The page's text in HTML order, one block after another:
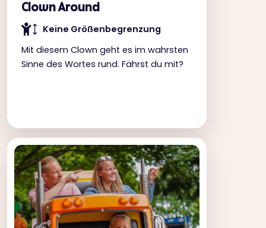
Clown Around
Keine Gröẞenbegrenzung
Mit diesem Clown geht es im wahrsten
Sinne des Wortes rund. Fährst du mit?